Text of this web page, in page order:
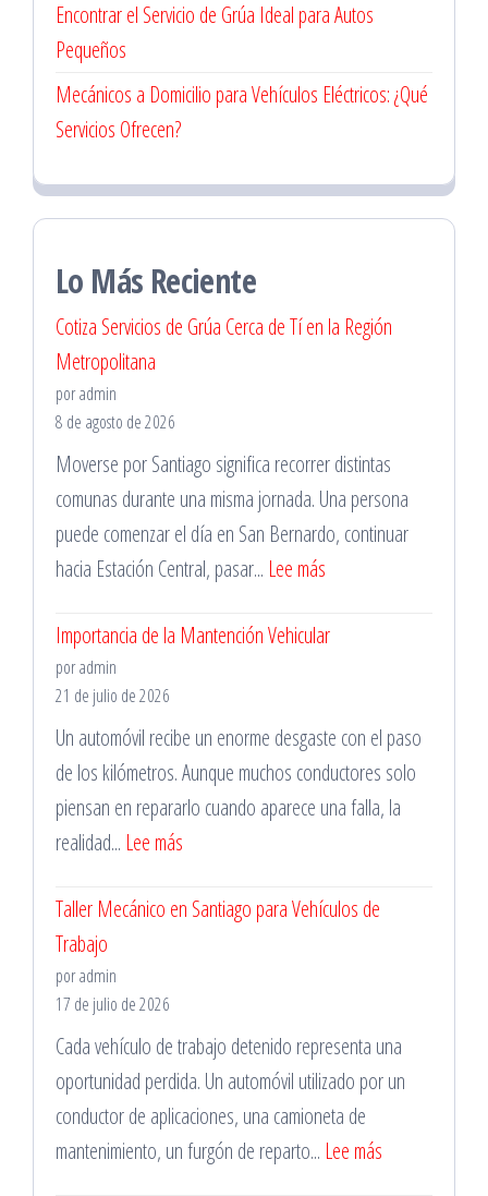
Encontrar el Servicio de Grúa Ideal para Autos
Pequeños
Mecánicos a Domicilio para Vehículos Eléctricos: ¿Qué
Servicios Ofrecen?
Lo Más Reciente
Cotiza Servicios de Grúa Cerca de Tí en la Región
Metropolitana
por admin
8 de agosto de 2026
Moverse por Santiago significa recorrer distintas
comunas durante una misma jornada. Una persona
puede comenzar el día en San Bernardo, continuar
hacia Estación Central, pasar... Lee más
Servicios
Cerca
de
Tí
Región
Importancia de la Mantención Vehicular
por admin
21 de julio de 2026
Un automóvil recibe un enorme desgaste con el paso
de los kilómetros. Aunque muchos conductores solo
piensan en repararlo cuando aparece una falla, la
realidad... Lee más
de
Taller Mecánico en Santiago para Vehículos de
Trabajo
por admin
17 de julio de 2026
Cada vehículo de trabajo detenido representa una
oportunidad perdida. Un automóvil utilizado por un
conductor de aplicaciones, una camioneta de
mantenimiento, un furgón de reparto... Lee más